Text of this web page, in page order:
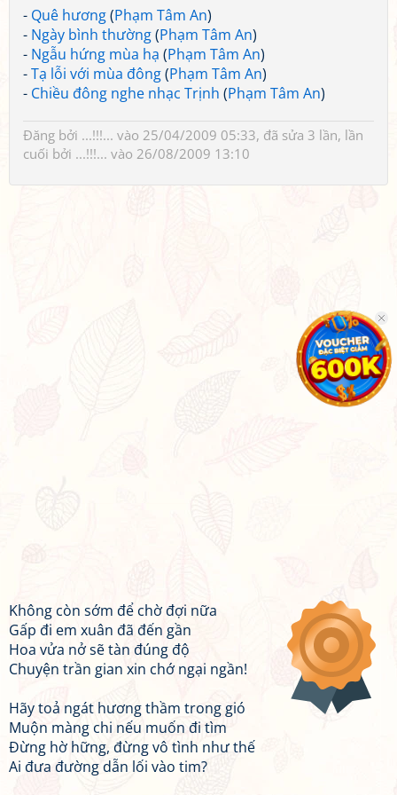
- Quê hương(Phạm Tâm An)
- Ngày bình thường(Phạm Tâm An)
- Ngẫu hứng mùa hạ (Phạm Tâm An)
-Tạ lỗi với mùa đông(Phạm Tâm An)
- Chiều đông nghe nhạc Trịnh (Phạm Tâm An)
Đăng bởi ...!!!... vào 25/04/2009 05:33, đã sửa 3 lần, lần
cuối bởi ...!!!... vào 26/08/2009 13:10
Không còn sớm để chờ đợi nữa
Gấp đi em xuân đã đến gần
Hoa vửa nở sẽ tàn đúng độ
Chuyện trần gian xin chớ ngại ngần!
Hãy toả ngát hương thầm trong gió
Muộn màng chi nếu muốn đi tìm
Đừng hờ hững, đừng vô tình như thế
Ai đưa đường dẫn lối vào tim?